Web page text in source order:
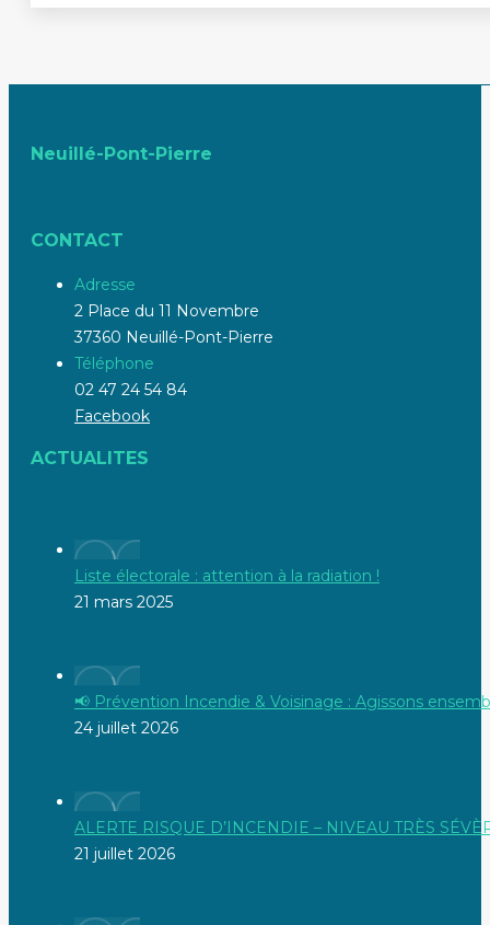
Neuillé-Pont-Pierre
CONTACT
Adresse
2 Place du 11 Novembre
37360 Neuillé-Pont-Pierre
Téléphone
02 47 24 54 84
Facebook
ACTUALITES
Liste électorale : attention à la radiation !
21 mars 2025
📢 Prévention Incendie & Voisinage : Agissons
24 juillet 2026
ALERTE RISQUE D’INCENDIE – NIVEAU TRÈS
21 juillet 2026